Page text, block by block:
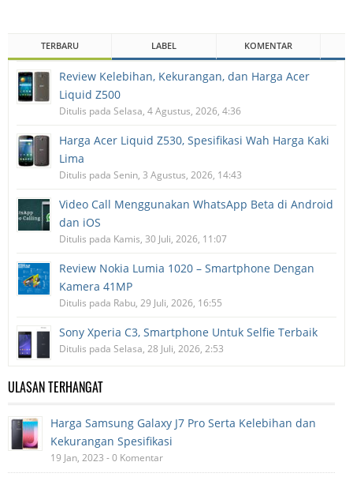
TERBARU LABEL KOMENTAR
Review Kelebihan, Kekurangan, dan Harga Acer
Liquid Z500
Ditulis pada Selasa, 4 Agustus, 2026, 4:36
Harga Acer Liquid Z530, Spesifikasi Wah Harga Kaki
Lima
Ditulis pada Senin, 3 Agustus, 2026, 14:43
Video Call Menggunakan WhatsApp Beta di Android
dan iOS
Ditulis pada Kamis, 30 Juli, 2026, 11:07
Review Nokia Lumia 1020 – Smartphone Dengan
Kamera 41MP
Ditulis pada Rabu, 29 Juli, 2026, 16:55
Sony Xperia C3, Smartphone Untuk Selfie Terbaik
Ditulis pada Selasa, 28 Juli, 2026, 2:53
ULASAN TERHANGAT
Harga Samsung Galaxy J7 Pro Serta Kelebihan dan
Kekurangan Spesifikasi
19 Jan, 2023 - 0 Komentar